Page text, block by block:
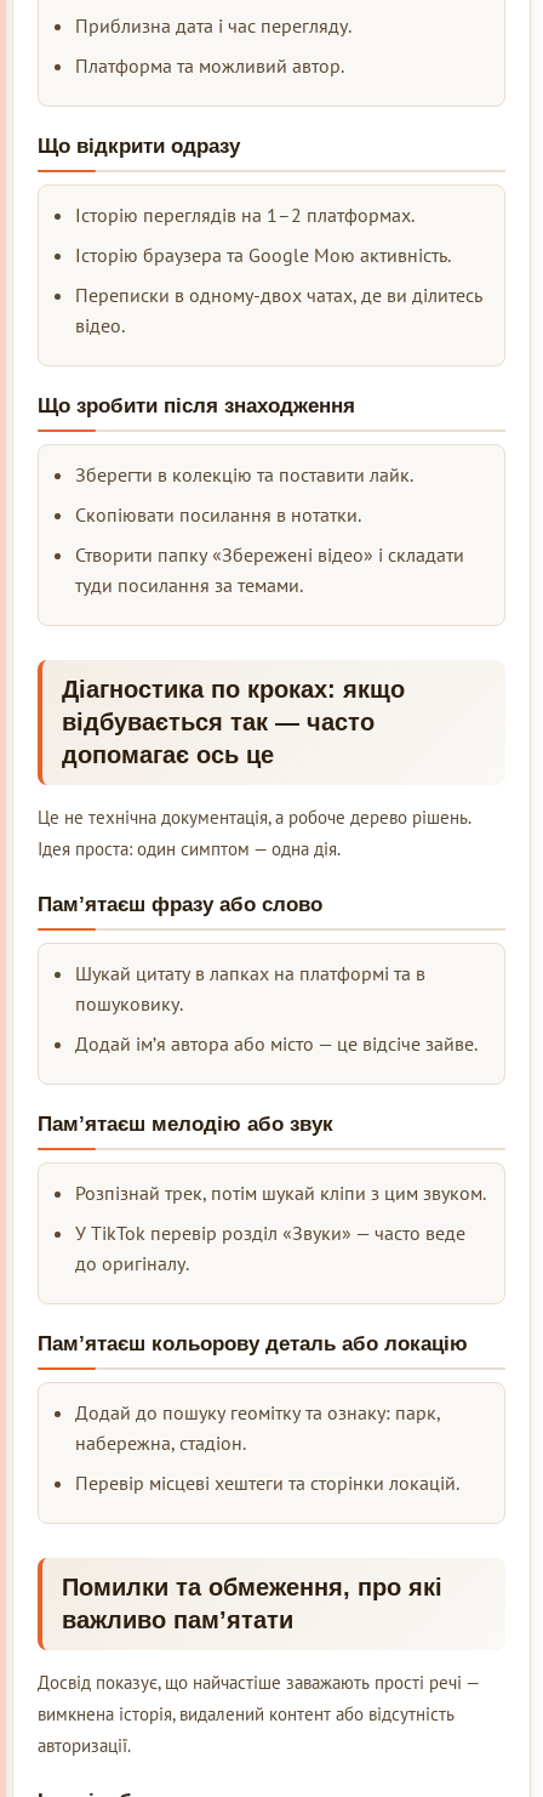
Приблизна дата і час перегляду.
Платформа та можливий автор.
Що відкрити одразу
Історію переглядів на 1–2 платформах.
Історію браузера та Google Мою активність.
Переписки в одному-двох чатах, де ви ділитесь
відео.
Що зробити після знаходження
Зберегти в колекцію та поставити лайк.
Скопіювати посилання в нотатки.
Створити папку «Збережені відео» і складати
туди посилання за темами.
Діагностика по кроках: якщо
відбувається так — часто
допомагає ось це
Це не технічна документація, а робоче дерево рішень.
Ідея проста: один симптом — одна дія.
Пам’ятаєш фразу або слово
Шукай цитату в лапках на платформі та в
пошуковику.
Додай ім’я автора або місто — це відсіче зайве.
Пам’ятаєш мелодію або звук
Розпізнай трек, потім шукай кліпи з цим звуком.
У TikTok перевір розділ «Звуки» — часто веде
до оригіналу.
Пам’ятаєш кольорову деталь або локацію
Додай до пошуку геомітку та ознаку: парк,
набережна, стадіон.
Перевір місцеві хештеги та сторінки локацій.
Помилки та обмеження, про які
важливо пам’ятати
Досвід показує, що найчастіше заважають прості речі —
вимкнена історія, видалений контент або відсутність
авторизації.